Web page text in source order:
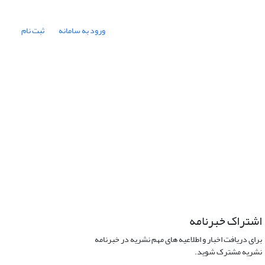
ورود به سامانه ثبت نام
اشتراک خبرنامه
برای دریافت اخبار و اطلاعیه های مهم نشریه در خبرنامه
نشریه مشترک شوید.